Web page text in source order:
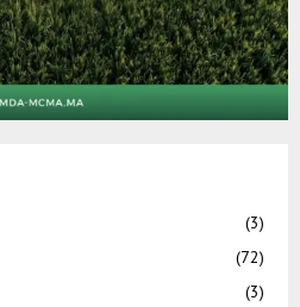
(3)
(72)
(3)